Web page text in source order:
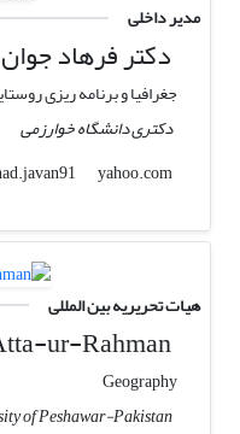
مدیر داخلی
دکتر فرهاد جوان
جغرافیا و برنامه ریزی
دکتری دانشگاه خوارزمی
farhad.javan91
yahoo.com
هیات تحریریه بین المللی
Dr. Atta-ur-Rahman
Geography
of Peshawar-Pakistan